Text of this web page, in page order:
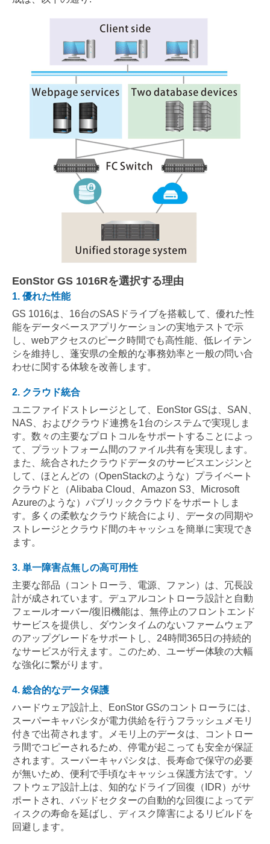
EonStor GS 1016Rを選択する理由
1. 優れた性能
GS 1016は、16台のSASドライブを搭載して、優れた性
能をデータベースアプリケーションの実地テストで示
し、webアクセスのピーク時間でも高性能、低レイテン
シを維持し、蓬安県の全般的な事務効率と一般の問い合
わせに関する体験を改善します。
2. クラウド統合
ユニファイドストレージとして、EonStor GSは、SAN、
NAS、およびクラウド連携を1台のシステムで実現しま
す。数々の主要なプロトコルをサポートすることによっ
て、プラットフォーム間のファイル共有を実現します。
また、統合されたクラウドデータのサービスエンジンと
して、ほとんどの（OpenStackのような）プライベート
クラウドと（Alibaba Cloud、Amazon S3、Microsoft
Azureのような）パブリッククラウドをサポートしま
す。多くの柔軟なクラウド統合により、データの同期や
ストレージとクラウド間のキャッシュを簡単に実現でき
ます。
3. 単一障害点無しの高可用性
主要な部品（コントローラ、電源、ファン）は、冗長設
計が成されています。デュアルコントローラ設計と自動
フェールオーバー/復旧機能は、無停止のフロントエンド
サービスを提供し、ダウンタイムのないファームウェア
のアップグレードをサポートし、24時間365日の持続的
なサービスが行えます。このため、ユーザー体験の大幅
な強化に繋がります。
4. 総合的なデータ保護
ハードウェア設計上、EonStor GSのコントローラには、
スーパーキャパシタが電力供給を行うフラッシュメモリ
付きで出荷されます。メモリ上のデータは、コントロー
ラ間でコピーされるため、停電が起こっても安全が保証
されます。スーパーキャパシタは、長寿命で保守の必要
が無いため、便利で手頃なキャッシュ保護方法です。ソ
フトウェア設計上は、知的なドライブ回復（IDR）がサ
ポートされ、バッドセクターの自動的な回復によってデ
ィスクの寿命を延ばし、ディスク障害によるリビルドを
回避します。